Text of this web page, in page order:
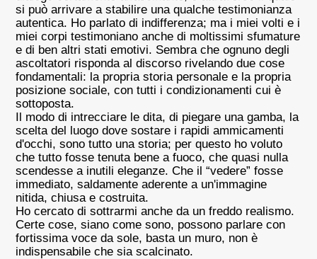
si può arrivare a stabilire una qualche testimonianza
autentica. Ho parlato di indifferenza; ma i miei volti e i
miei corpi testimoniano anche di moltissimi sfumature
e di ben altri stati emotivi. Sembra che ognuno degli
ascoltatori risponda al discorso rivelando due cose
fondamentali: la propria storia personale e la propria
posizione sociale, con tutti i condizionamenti cui è
sottoposta.
Il modo di intrecciare le dita, di piegare una gamba, la
scelta del luogo dove sostare i rapidi ammicamenti
d'occhi, sono tutto una storia; per questo ho voluto
che tutto fosse tenuta bene a fuoco, che quasi nulla
scendesse a inutili eleganze. Che il “vedere” fosse
immediato, saldamente aderente a un'immagine
nitida, chiusa e costruita.
Ho cercato di sottrarmi anche da un freddo realismo.
Certe cose, siano come sono, possono parlare con
fortissima voce da sole, basta un muro, non è
indispensabile che sia scalcinato.